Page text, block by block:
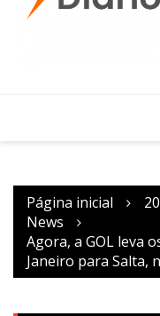
Página inicial
News
Agora, a GOL leva
Janeiro para Salta,